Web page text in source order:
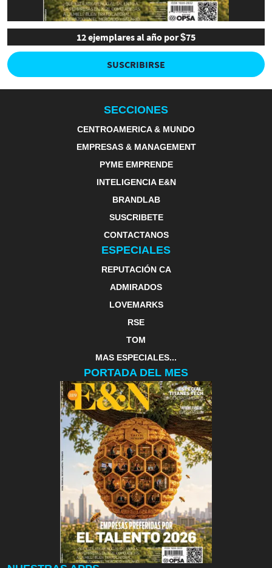
12 ejemplares al año por $75
SUSCRIBIRSE
SECCIONES
CENTROAMERICA & MUNDO
EMPRESAS & MANAGEMENT
PYME EMPRENDE
INTELIGENCIA E&N
BRANDLAB
SUSCRIBETE
CONTACTANOS
ESPECIALES
REPUTACIÓN CA
ADMIRADOS
LOVEMARKS
RSE
TOM
MAS ESPECIALES...
PORTADA DEL MES